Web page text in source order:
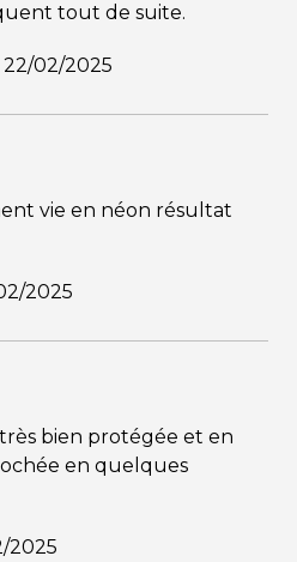
tout de suite.
22/02/2025
vie en néon résultat
2025
très bien protégée et en
en quelques
2025